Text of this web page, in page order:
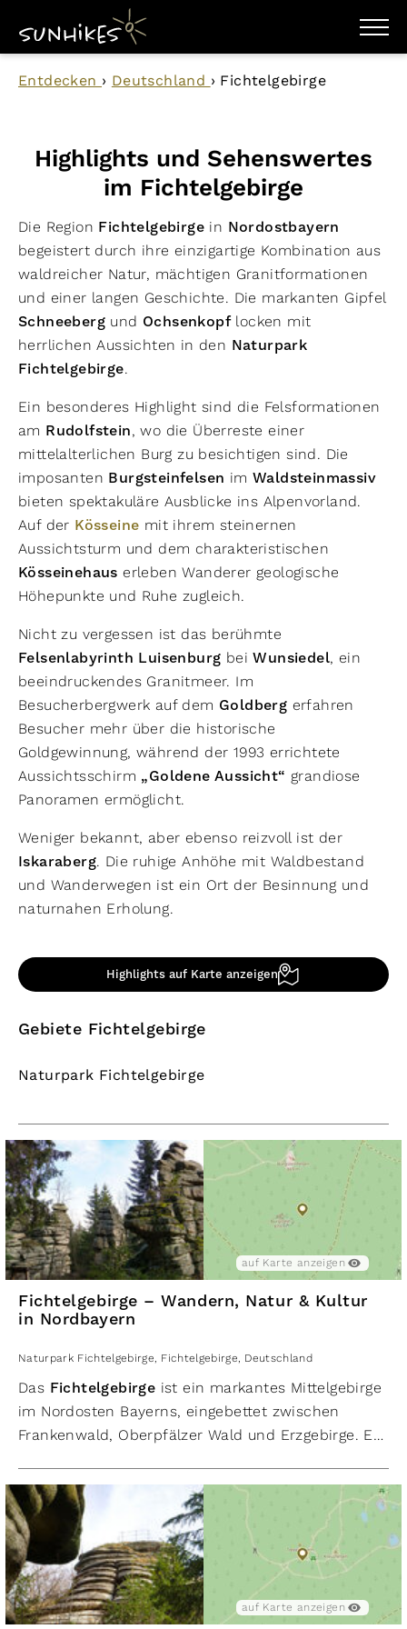
WANDERZIELE
WANDERUNGEN
PLANER
Entdecken › Deutschland › Fichtelgebirge
Highlights und Sehenswertes
im Fichtelgebirge
Die Region Fichtelgebirge in Nordostbayern
begeistert durch ihre einzigartige Kombination aus
waldreicher Natur, mächtigen Granitformationen
und einer langen Geschichte. Die markanten Gipfel
Schneeberg und Ochsenkopflocken mit
herrlichen Aussichten in den Naturpark
Fichtelgebirge.
Ein besonderes Highlight sind die Felsformationen
am Rudolfstein, wo die Überreste einer
mittelalterlichen Burg zu besichtigen sind. Die
imposanten Burgsteinfelsen imWaldsteinmassiv
bieten spektakuläre Ausblicke ins Alpenvorland.
Auf der Kösseine mit ihrem steinernen
Aussichtsturm und dem charakteristischen
Kösseinehaus erleben Wanderer geologische
Höhepunkte und Ruhe zugleich.
Nicht zu vergessen ist das berühmte
Felsenlabyrinth Luisenburg beiWunsiedel, ein
beeindruckendes Granitmeer. Im
Besucherbergwerk auf dem Goldberg erfahren
Besucher mehr über die historische
Goldgewinnung, während der 1993 errichtete
Aussichtsschirm „Goldene Aussicht“ grandiose
Panoramen ermöglicht.
Weniger bekannt, aber ebenso reizvoll ist der
Iskaraberg. Die ruhige Anhöhe mit Waldbestand
und Wanderwegen ist ein Ort der Besinnung und
naturnahen Erholung.
Highlights auf Karte anzeigen
Gebiete Fichtelgebirge
Naturpark Fichtelgebirge
auf Karte anzeigen
Fichtelgebirge – Wandern, Natur & Kultur
in Nordbayern
Naturpark Fichtelgebirge, Fichtelgebirge, Deutschland
Das Fichtelgebirge ist ein markantes Mittelgebirge
im Nordosten Bayerns, eingebettet zwischen
Frankenwald, Oberpfälzer Wald und Erzgebirge. Es
Bayreuth und Tirschenreuth und zeichnet sich
durch seine hufeisenförmige Form sowie seine
dichten Wälder und imposanten Granitformationen
aus. Der höchste Gipfel ist der
Schneebergmit
1.051 Metern, dicht gefolgt vom
Ochsenkopf
(1.024 m). Beide sind beliebte Ziele für Wanderer,
Wintersportler und Naturliebhaber.
auf Karte anzeigen